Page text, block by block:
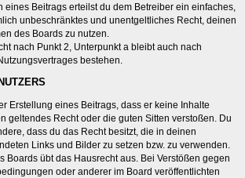
eines Beitrags erteilst du dem Betreiber ein einfaches,
unbeschränktes und unentgeltliches Recht, deinen
des Boards zu nutzen.
nach Punkt 2, Unterpunkt a bleibt auch nach
bestehen.
Erstellung eines Beitrags, dass er keine Inhalte
geltendes Recht oder die guten Sitten verstoßen. Du
dass du das Recht besitzt, die in deinen
Links und Bilder zu setzen bzw. zu verwenden.
Boards übt das Hausrecht aus. Bei Verstößen gegen
oder anderer im Board veröffentlichten